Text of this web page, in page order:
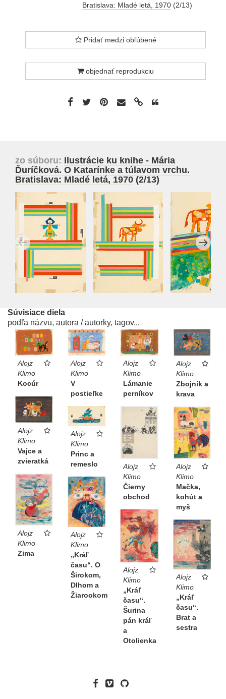
Bratislava: Mladé letá, 1970 (2/13)
Pridať medzi obľúbené
objednať reprodukciu
zo súboru: Ilustrácie ku knihe - Mária
Ďuríčková. O Katarínke a túlavom vrchu.
Bratislava: Mladé letá, 1970 (2/13)
Súvisiace diela
podľa názvu, autora / autorky, tagov...
Alojz
Klimo
Kocúr
Alojz
Klimo
V
postieľke
Alojz
Klimo
Lámanie
perníkov
Alojz
Klimo
Zbojník a
krava
Alojz
Klimo
Vajce a
zvieratká
Alojz
Klimo
Princ a
remeslo
Alojz
Klimo
Čierny
obchod
Alojz
Klimo
Mačka,
kohút a
myš
Alojz
Klimo
Zima
Alojz
Klimo
„Kráľ
času“. O
Širokom,
Dlhom a
Žiarookom
Alojz
Klimo
„Kráľ
času“.
Šurina
pán kráľ
a
Otolienka
Alojz
Klimo
„Kráľ
času“.
Brat a
sestra